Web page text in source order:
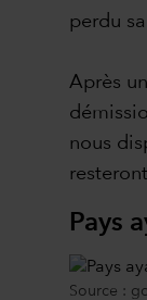
perdu
Après
nous
Pays
Source :